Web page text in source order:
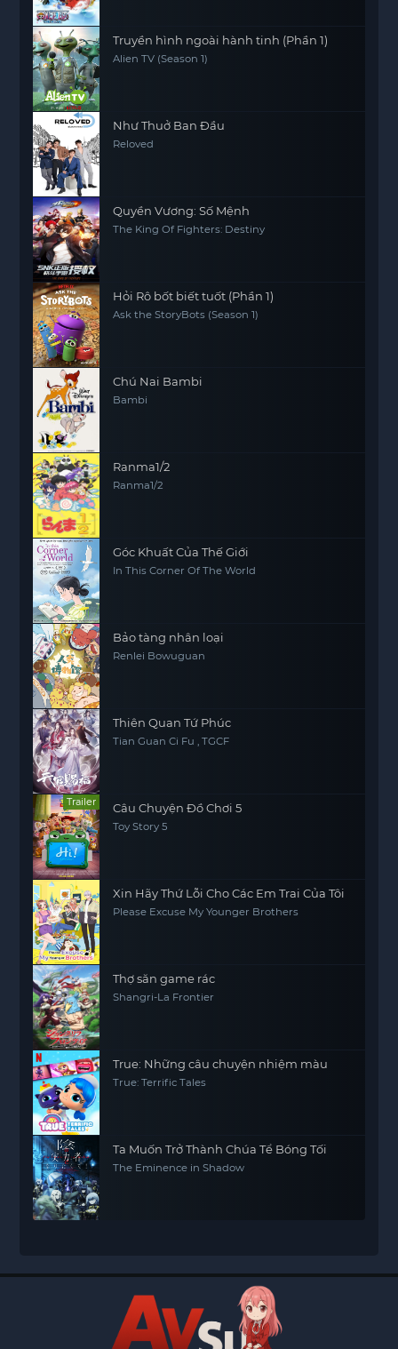
Truyền hình ngoài hành tinh (Phần 1)
Alien TV (Season 1)
Như Thuở Ban Đầu
Reloved
Quyền Vương: Số Mệnh
The King Of Fighters: Destiny
Hỏi Rô bốt biết tuốt (Phần 1)
Ask the StoryBots (Season 1)
Chú Nai Bambi
Bambi
Ranma1/2
Ranma1/2
Góc Khuất Của Thế Giới
In This Corner Of The World
Bảo tàng nhân loại
Renlei Bowuguan
Thiên Quan Tứ Phúc
Tian Guan Ci Fu , TGCF
Trailer Câu Chuyện Đồ Chơi 5
Toy Story 5
Xin Hãy Thứ Lỗi Cho Các Em Trai Của Tôi
Please Excuse My Younger Brothers
Thợ săn game rác
Shangri-La Frontier
True: Những câu chuyện nhiệm màu
True: Terrific Tales
Ta Muốn Trở Thành Chúa Tể Bóng Tối
The Eminence in Shadow